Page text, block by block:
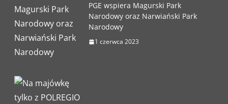
PGE wspiera Magurski Park
Narodowy oraz Narwiański Park
Narodowy
1 czerwca 2023